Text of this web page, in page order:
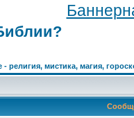
- религия, мистика, магия,